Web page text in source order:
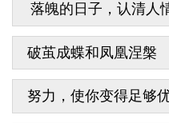
落魄的日子，认清人
超越
破茧成蝶和凤凰涅槃
努力，使你变得足够